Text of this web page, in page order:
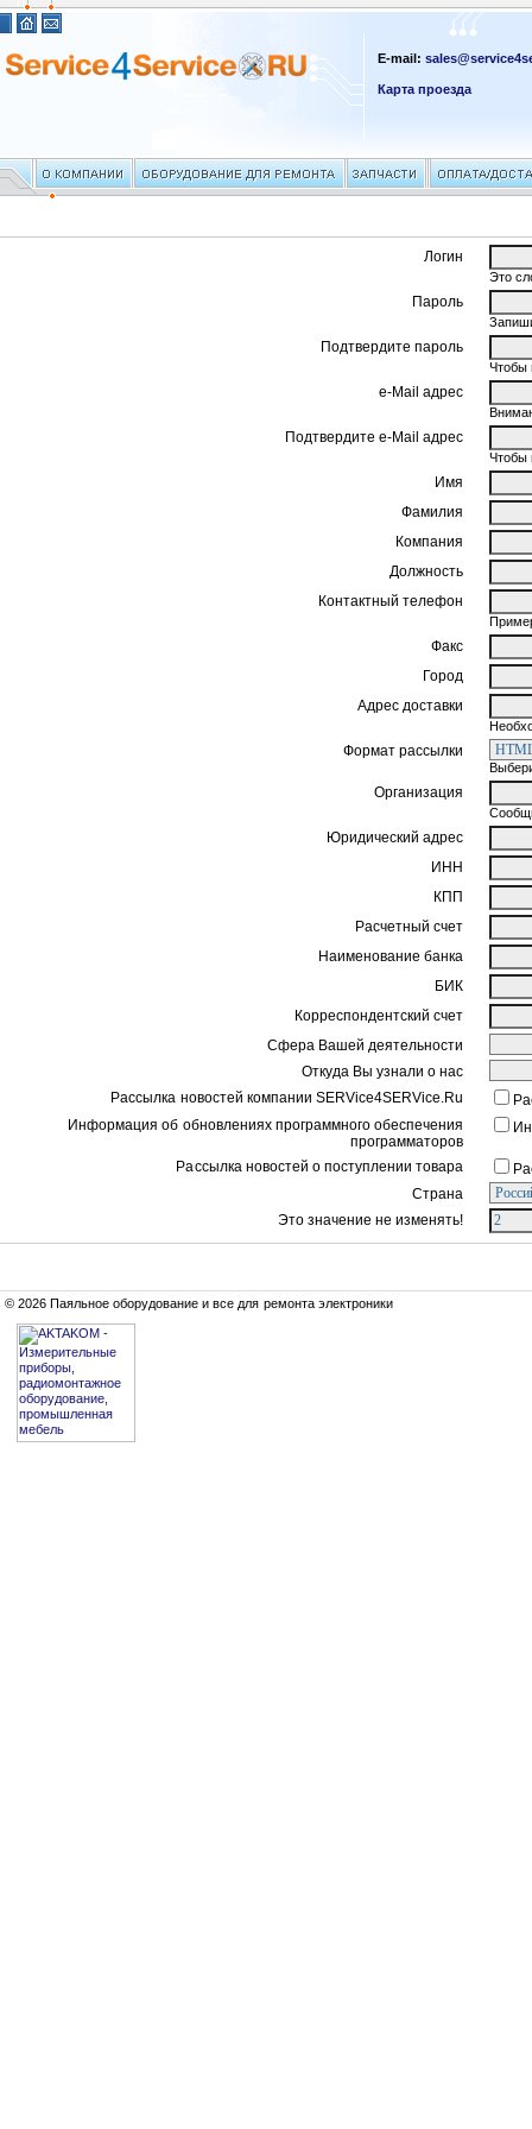
E-mail:
Карта проезда
Логин
Это
Пароль
Подтвердите пароль
Чтобы
e-Mail адрес
Подтвердите e-Mail адрес
Чтобы
Имя
Фамилия
Компания
Должность
Контактный телефон
Факс
Город
Адрес доставки
Формат рассылки
Организация
Юридический адрес
ИНН
КПП
Расчетный счет
Наименование банка
БИК
Корреспондентский счет
Сфера Вашей деятельности
Откуда Вы узнали о нас
Рассылка новостей компании SERVice4SERVice.Ru
Информация об обновлениях программного обеспечения
программаторов
Рассылка новостей о поступлении товара
Страна
Это значение не изменять!
© 2026 Паяльное оборудование и все для ремонта электроники